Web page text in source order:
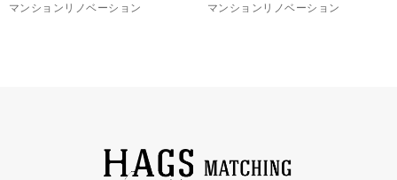
マンションリノベーション マンションリノベーション